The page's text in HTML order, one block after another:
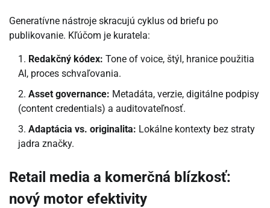
Generatívne nástroje skracujú cyklus od briefu po
publikovanie. Kľúčom je kuratela:
Redakčný kódex: Tone of voice, štýl, hranice použitia
AI, proces schvaľovania.
Asset governance: Metadáta, verzie, digitálne podpisy
(content credentials) a auditovateľnosť.
Adaptácia vs. originalita: Lokálne kontexty bez straty
jadra značky.
Retail media a komerčná blízkosť:
nový motor efektivity